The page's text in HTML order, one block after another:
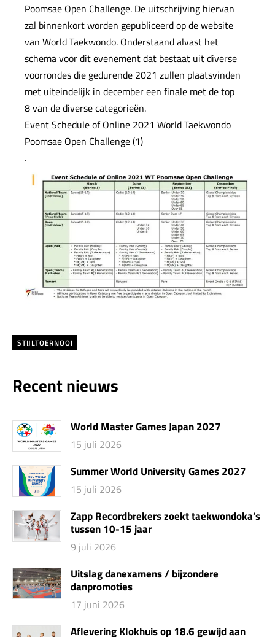
Poomsae Open Challenge. De uitschrijving hiervan
zal binnenkort worden gepubliceerd op de website
van World Taekwondo. Onderstaand alvast het
schema voor dit evenement dat bestaat uit diverse
voorrondes die gedurende 2021 zullen plaatsvinden
met uiteindelijk in december een finale met de top
8 van de diverse categorieën.
Event Schedule of Online 2021 World Taekwondo
Poomsae Open Challenge (1)
.
STIJLTOERNOOI
Recent nieuws
World Master Games Japan 2027
15 juli 2026
Summer World University Games 2027
15 juli 2026
Zapp Recordbrekers zoekt taekwondoka’s
tussen 10-15 jaar
9 juli 2026
Uitslag danexamens / bijzondere
danpromoties
17 juni 2026
Aflevering Klokhuis op 18.6 gewijd aan